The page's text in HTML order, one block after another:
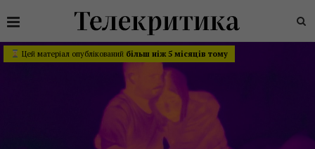
Цей матеріал опублікований більш ніж 5 місяців тому